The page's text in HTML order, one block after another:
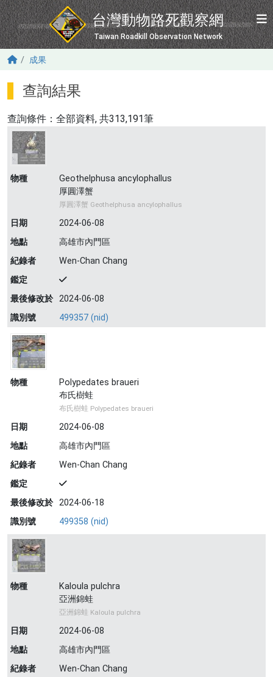
移至主內容
台灣動物路死觀察網
Taiwan Roadkill Observation Network
成果
查詢結果
查詢條件： 全部資料, 共313,191筆
物種
Geothelphusa ancylophallus
厚圓澤蟹
厚圓澤蟹 Geothelphusa ancylophallus
日期
2024-06-08
地點
高雄市內門區
紀錄者
Wen-Chan Chang
鑑定
最後修改於 2024-06-08
識別號
499357 (nid)
物種
Polypedates braueri
布氏樹蛙
布氏樹蛙 Polypedates braueri
日期
2024-06-08
地點
高雄市內門區
紀錄者
Wen-Chan Chang
鑑定
最後修改於 2024-06-18
識別號
499358 (nid)
物種
Kaloula pulchra
亞洲錦蛙
亞洲錦蛙 Kaloula pulchra
日期
2024-06-08
地點
高雄市內門區
紀錄者
Wen-Chan Chang